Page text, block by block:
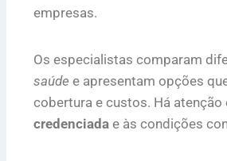
empresas.
Os especialistas comparam
saúde e apresentam opções
cobertura e custos. Há atenção
credenciada e às condições